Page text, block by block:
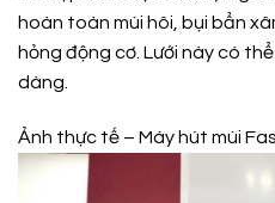
hoàn toàn mùi hôi, bụi bẩn
hỏng động cơ. Lưới này có
dàng.
Ảnh thực tế – Máy hút mùi